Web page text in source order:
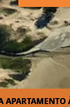
APARTAMENTO